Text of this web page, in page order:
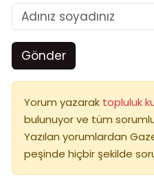
Gönder
Yorum yazarak topluluk
bulunuyor ve tüm
Yazılan yorumlardan
peşinde hiçbir şekilde